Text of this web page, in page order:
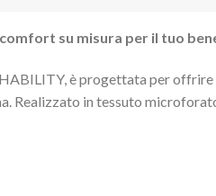
su misura per il tuo
è progettata per
Realizzato in tessuto